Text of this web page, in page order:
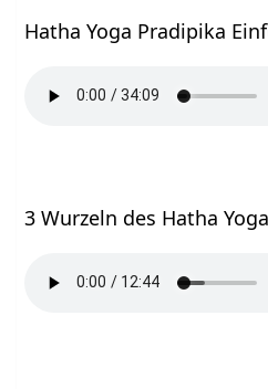
Hatha Yoga Pradipika
3 Wurzeln des Hatha